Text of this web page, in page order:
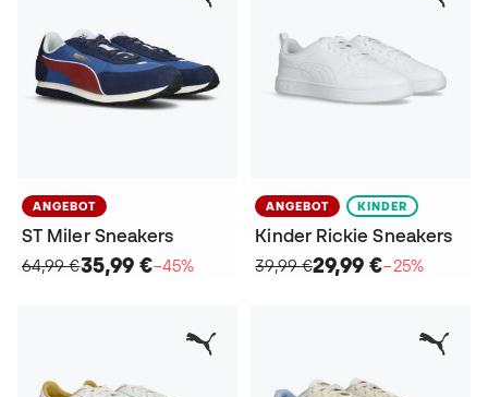
ANGEBOT
ST Miler Sneakers
64,99 €35,99 €−45%
ANGEBOT KINDER
Kinder Rickie Sneakers
39,99 €29,99 €−25%